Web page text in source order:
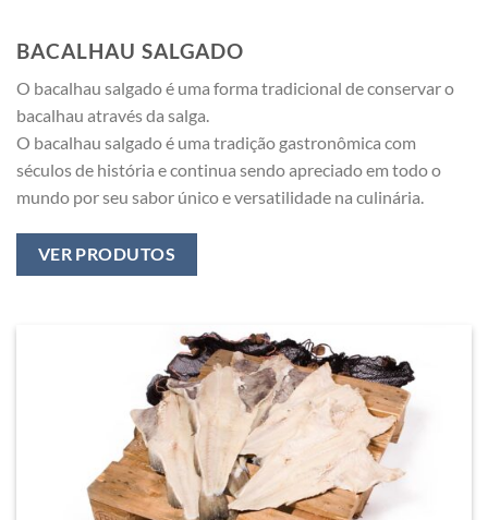
BACALHAU SALGADO
O bacalhau salgado é uma forma tradicional de conservar o
bacalhau através da salga.
O bacalhau salgado é uma tradição gastronômica com
séculos de história e continua sendo apreciado em todo o
mundo por seu sabor único e versatilidade na culinária.
VER PRODUTOS